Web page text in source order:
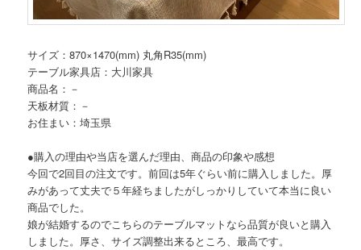
サイズ：870×1470(mm) 丸角R35(mm)
テーブル家具店：大川家具
商品名：－
天板材質：－
お住まい：埼玉県
●購入の理由や当店を選んだ理由、商品の印象や感想
今回で2回目の注文です。前回は5年ぐらい前に購入しました。厚
みがあって丈夫で５年経ちましたがしっかりしていて本当に良い
商品でした。
娘が結婚するのでこちらのテーブルマットなら品質が良いと購入
しました。厚さ、サイズ調整出来るところ、最高です。